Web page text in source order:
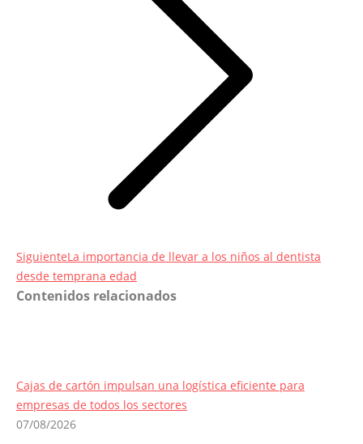
SiguienteEntrada
siguiente:
La importancia de llevar a los niños al dentista
desde temprana edad
Contenidos relacionados
Cajas de cartón impulsan una logística eficiente para
empresas de todos los sectores
07/08/2026